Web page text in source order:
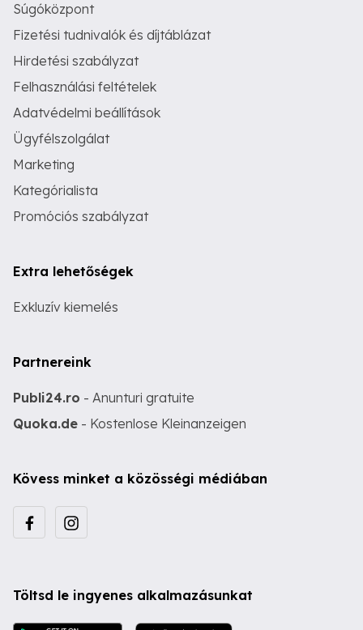
Súgóközpont
Fizetési tudnivalók és díjtáblázat
Hirdetési szabályzat
Felhasználási feltételek
Adatvédelmi beállítások
Ügyfélszolgálat
Marketing
Kategórialista
Promóciós szabályzat
Extra lehetőségek
Exkluzív kiemelés
Partnereink
Publi24.ro - Anunturi gratuite
Quoka.de - Kostenlose Kleinanzeigen
Kövess minket a közösségi médiában
Töltsd le ingyenes alkalmazásunkat